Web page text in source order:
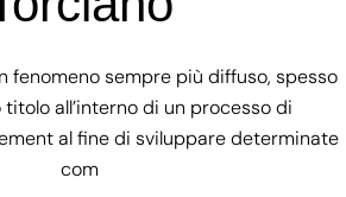
fenomeno sempre più diffuso, spesso
all’interno di un processo di
al fine di sviluppare determinate
com